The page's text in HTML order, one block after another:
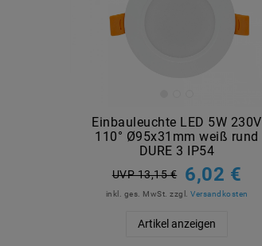
Einbauleuchte LED 5W 230V
110° Ø95x31mm weiß rund
DURE 3 IP54
UVP 13,15 € 6,02 €
inkl. ges. MwSt. zzgl. Versandkosten
Artikel anzeigen